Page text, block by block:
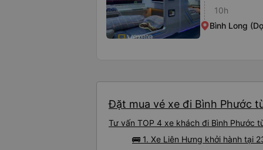
10h
Bình Long
Đặt mua vé xe đi Bình Phước
Tư vấn TOP 4 xe khách đi Bình Phước
🚌 1. Xe Liên Hưng khởi hành tại